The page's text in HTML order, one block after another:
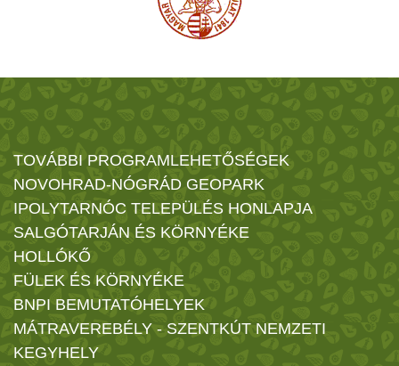
TOVÁBBI PROGRAMLEHETŐSÉGEK
NOVOHRAD-NÓGRÁD GEOPARK
IPOLYTARNÓC TELEPÜLÉS HONLAPJA
SALGÓTARJÁN ÉS KÖRNYÉKE
HOLLÓKŐ
FÜLEK ÉS KÖRNYÉKE
BNPI BEMUTATÓHELYEK
MÁTRAVEREBÉLY - SZENTKÚT NEMZETI
KEGYHELY